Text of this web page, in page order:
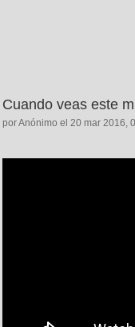
Cuando veas este
por Anónimo el 20 mar 2016,